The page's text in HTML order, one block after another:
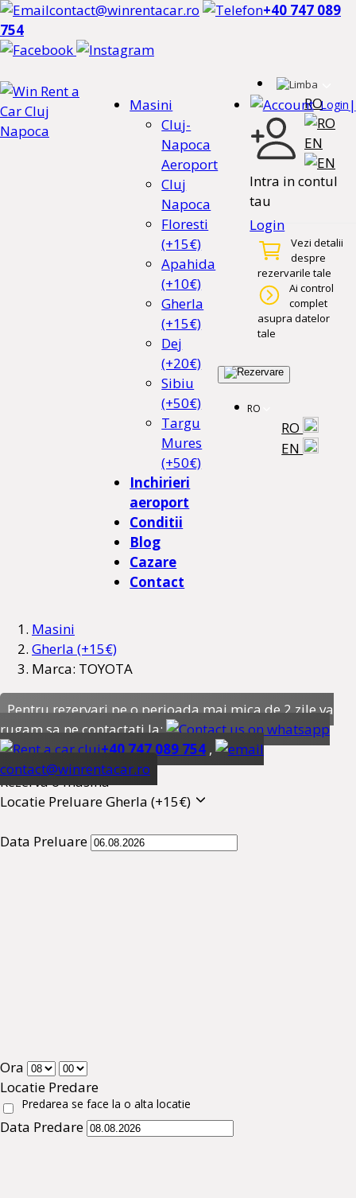
contact@winrentacar.ro
+40 747 089
754
RO
EN
Masini
Cluj-
Napoca
Aeroport
Cluj
Napoca
Floresti
(+15€)
Apahida
(+10€)
Gherla
(+15€)
Dej
(+20€)
Sibiu
(+50€)
Targu
Mures
(+50€)
Inchirieri
aeroport
Conditii
Blog
Cazare
Contact
Login |
Intra in contul
tau
Login
Vezi detalii
despre
rezervarile tale
Ai control
complet
asupra datelor
tale
RO
RO
EN
Masini
Gherla (+15€)
Marca: TOYOTA
Pentru rezervari pe o perioada mai mica de 2 zile va
rugam sa ne contactati la:
+40 747 089 754 ,
contact@winrentacar.ro
Rezerva o masina
Locatie PreluareGherla (+15€)
Data Preluare
Ora
Locatie Predare
Predarea se face la o alta locatie
Data Predare